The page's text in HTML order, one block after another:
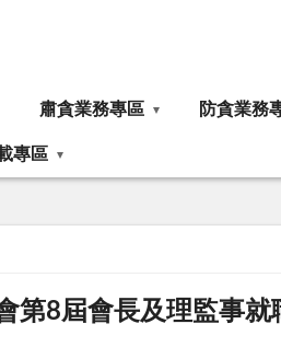
肅貪業務專區 防貪業務
專區
第8屆會長及理監事就